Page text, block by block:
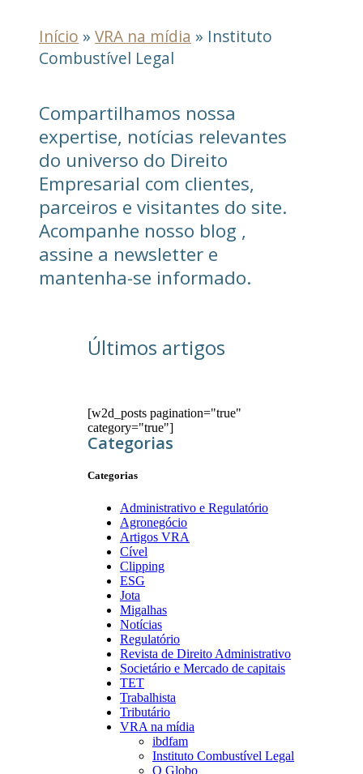
Início » VRA na mídia » Instituto
Combustível Legal
Compartilhamos nossa
expertise, notícias relevantes
do universo do Direito
Empresarial com clientes,
parceiros e visitantes do site.
Acompanhe nosso blog ,
assine a newsletter e
mantenha-se informado.
Últimos artigos
[w2d_posts pagination="true"
category="true"]
Categorias
Categorias
Administrativo e Regulatório
Agronegócio
Artigos VRA
Cível
Clipping
ESG
Jota
Migalhas
Notícias
Regulatório
Revista de Direito Administrativo
Societário e Mercado de capitais
TET
Trabalhista
Tributário
VRA na mídia
ibdfam
Instituto Combustível Legal
O Globo